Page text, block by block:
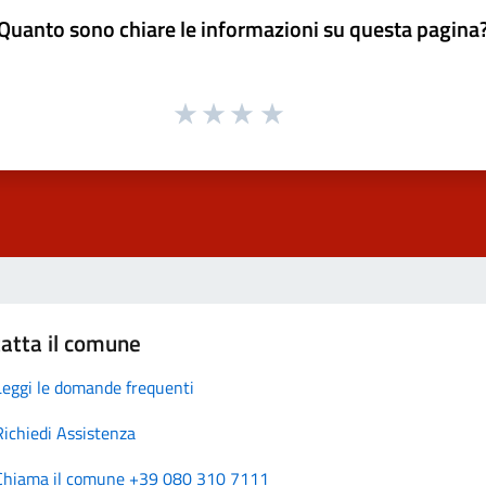
sono chiare le informazioni su questa
il comune
le domande frequenti
Assistenza
il comune +39 080 310 7111